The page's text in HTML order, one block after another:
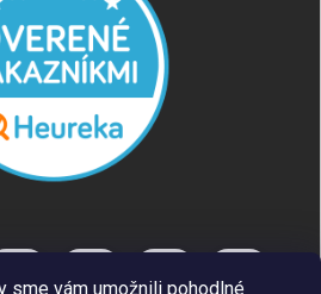
sme vám umožnili pohodlné